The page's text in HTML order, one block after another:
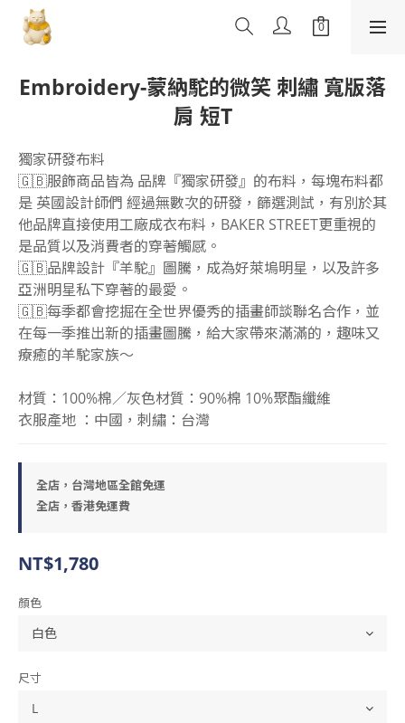
Embroidery-蒙納駝的微笑 刺繡 寬版落
肩 短T
獨家研發布料
🇬🇧服飾商品皆為 品牌『獨家研發』的布料，每塊布料都
是 英國設計師們 經過無數次的研發，篩選測試，有別於其
他品牌直接使用工廠成衣布料，BAKER STREET更重視的
是品質以及消費者的穿著觸感。
🇬🇧品牌設計『羊駝』圖騰，成為好萊塢明星，以及許多
亞洲明星私下穿著的最愛。
🇬🇧每季都會挖掘在全世界優秀的插畫師談聯名合作，並
在每一季推出新的插畫圖騰，給大家帶來滿滿的，趣味又
療癒的羊駝家族～
材質：100%棉／灰色材質：90%棉 10%聚酯纖維
衣服產地 ：中國，刺繡：台灣
全店，台灣地區全館免運
全店，香港免運費
NT$1,780
顏色
尺寸